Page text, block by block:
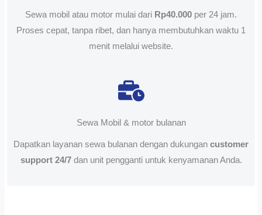
Sewa mobil atau motor mulai dari Rp40.000 per 24 jam.
Proses cepat, tanpa ribet, dan hanya membutuhkan waktu 1
menit melalui website.
Sewa Mobil & motor bulanan
Dapatkan layanan sewa bulanan dengan dukungan customer
support 24/7dan unit pengganti untuk kenyamanan Anda.